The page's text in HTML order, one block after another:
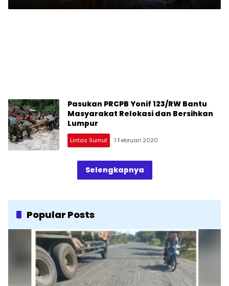
Pasukan PRCPB Yonif 123/RW Bantu
Masyarakat Relokasi dan Bersihkan
Lumpur
Lintas Sumut 1 Februari 2020
Selengkapnya
Popular Posts